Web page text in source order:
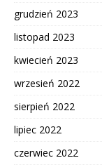
grudzień 2023
listopad 2023
kwiecień 2023
wrzesień 2022
sierpień 2022
lipiec 2022
czerwiec 2022